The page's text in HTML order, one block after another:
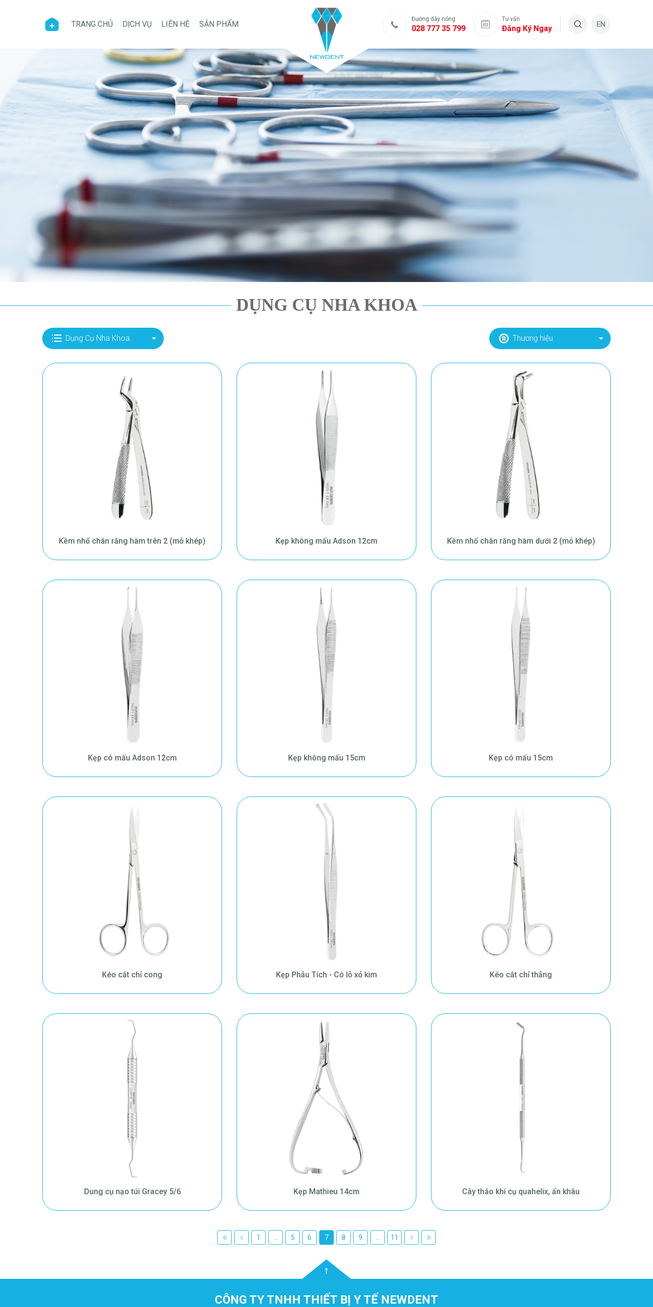
TRANG CHỦ DỊCH VỤ LIÊN HỆ SẢN PHẨM
Đường dây nóng
028 777 35 799
Tư vấn
Đăng Ký Ngay EN
DỤNG CỤ NHA KHOA
Dụng Cụ Nha Khoa Thương hiệu
Kềm nhổ chân răng hàm trên 2 (mỏ khép) Kẹp không mấu Adson 12cm Kềm nhổ chân răng hàm dưới 2 (mỏ khép)
Kẹp có mấu Adson 12cm Kẹp không mấu 15cm Kẹp có mấu 15cm
Kéo cắt chỉ cong Kẹp Phẫu Tích - Có lỗ xỏ kim Kéo cắt chỉ thẳng
Dung cụ nạo túi Gracey 5/6 Kẹp Mathieu 14cm Cây tháo khí cụ quahelix, ấn khâu
1 5 6 7 8 9 11
CÔNG TY TNHH THIẾT BỊ Y TẾ NEWDENT